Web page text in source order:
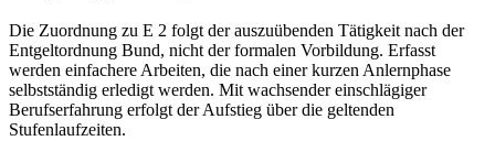
Die Zuordnung zu E 2 folgt der auszuübenden Tätigkeit nach der
Entgeltordnung Bund, nicht der formalen Vorbildung. Erfasst
werden einfachere Arbeiten, die nach einer kurzen Anlernphase
selbstständig erledigt werden. Mit wachsender einschlägiger
Berufserfahrung erfolgt der Aufstieg über die geltenden
Stufenlaufzeiten.